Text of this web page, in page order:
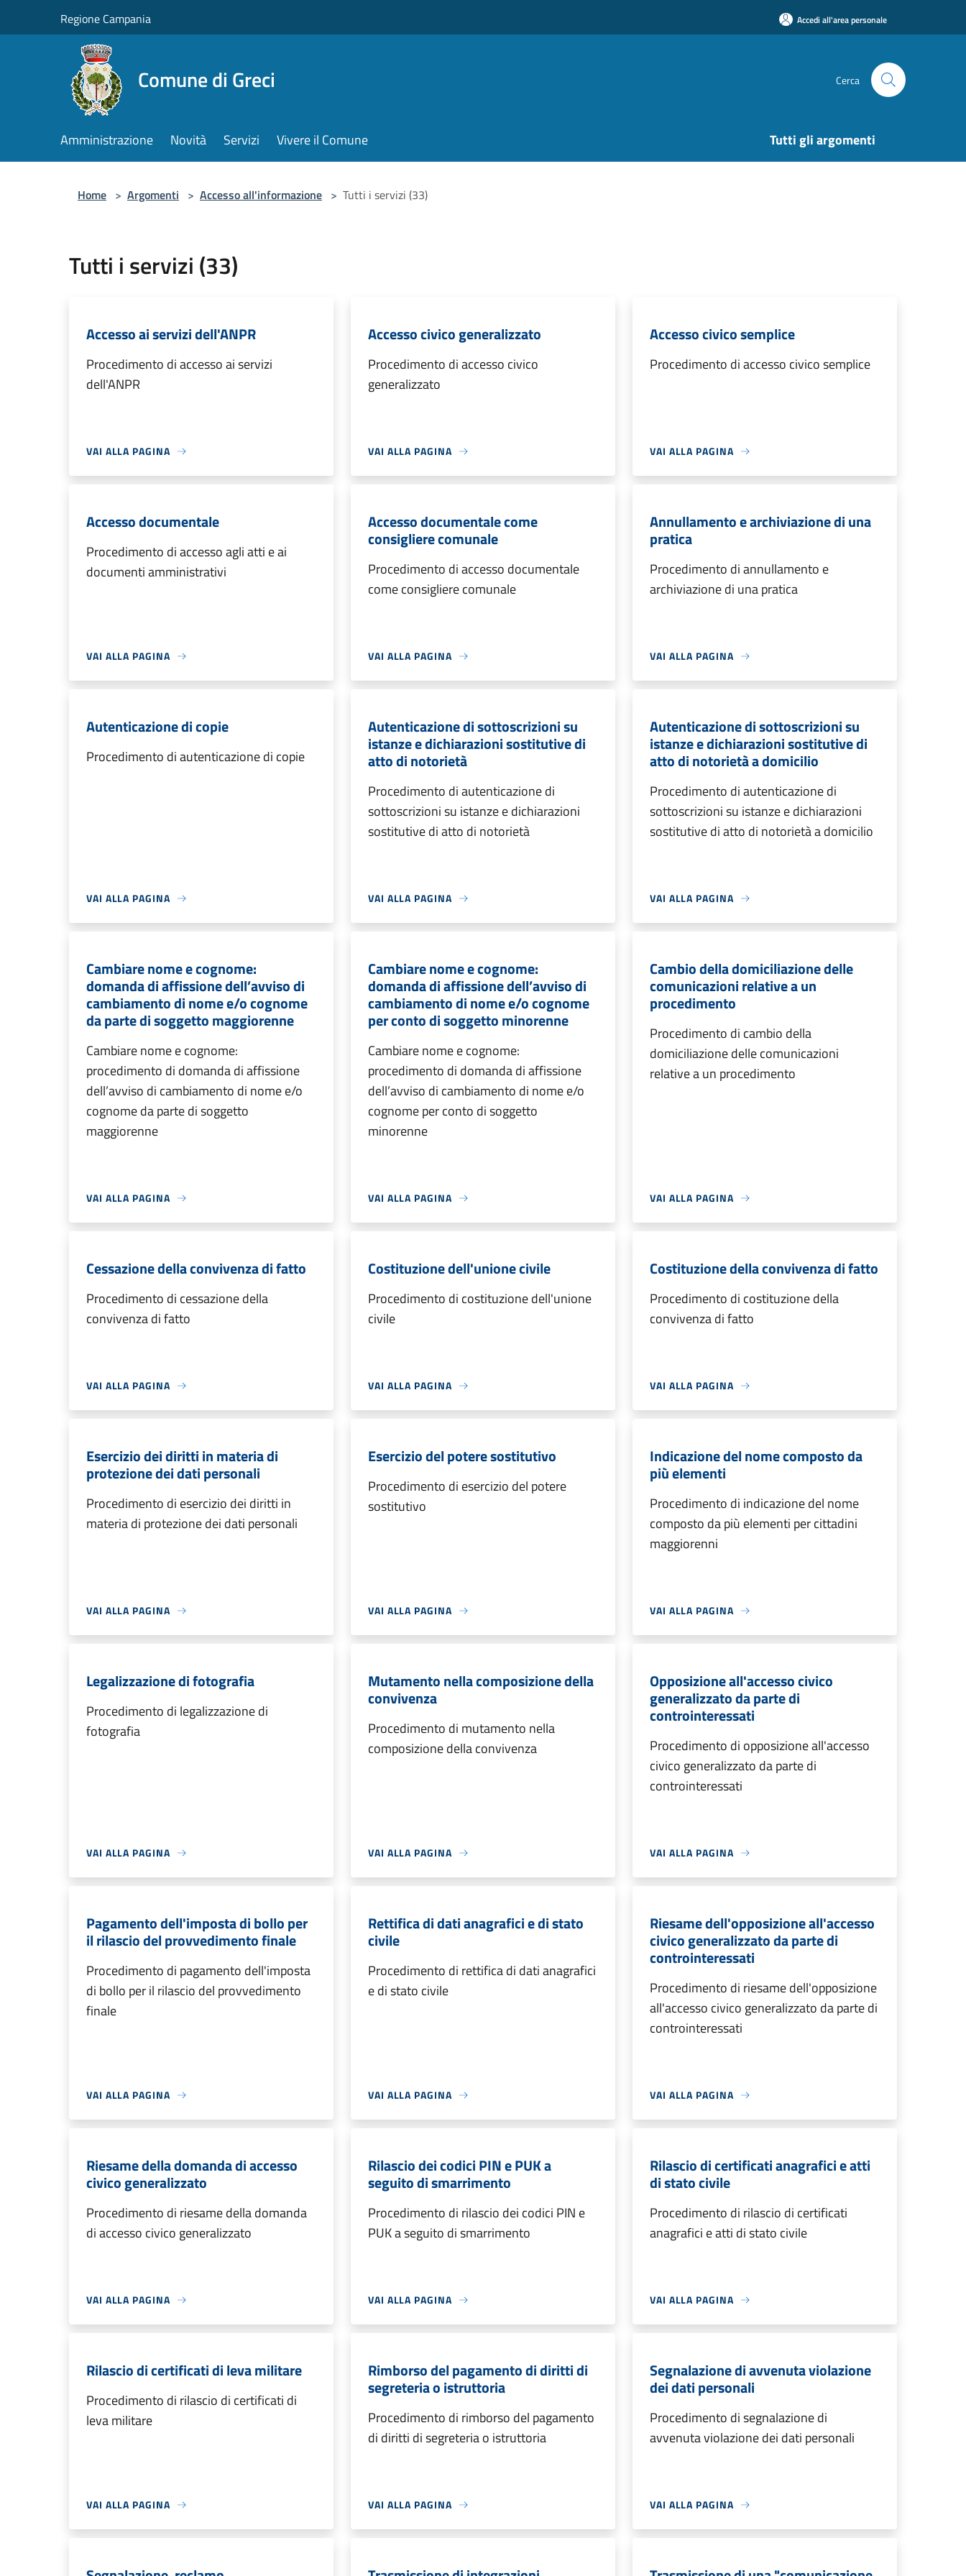
Regione Campania Accedi all'area personale
Comune di Greci Cerca
Amministrazione Novità Servizi Vivere il Comune Tutti gli argomenti
Home > Argomenti > Accesso all'informazione > Tutti i servizi (33)
Tutti i servizi (33)
Accesso ai servizi dell'ANPR
Procedimento di accesso ai servizi
dell'ANPR
VAI ALLA PAGINA
Accesso civico generalizzato
Procedimento di accesso civico
generalizzato
VAI ALLA PAGINA
Accesso civico semplice
Procedimento di accesso civico semplice
VAI ALLA PAGINA
Accesso documentale
Procedimento di accesso agli atti e ai
documenti amministrativi
VAI ALLA PAGINA
Accesso documentale come
consigliere comunale
Procedimento di accesso documentale
come consigliere comunale
VAI ALLA PAGINA
Annullamento e archiviazione di una
pratica
Procedimento di annullamento e
archiviazione di una pratica
VAI ALLA PAGINA
Autenticazione di copie
Procedimento di autenticazione di copie
VAI ALLA PAGINA
Autenticazione di sottoscrizioni su
istanze e dichiarazioni sostitutive di
atto di notorietà
Procedimento di autenticazione di
sottoscrizioni su istanze e dichiarazioni
sostitutive di atto di notorietà
VAI ALLA PAGINA
Autenticazione di sottoscrizioni su
istanze e dichiarazioni sostitutive di
atto di notorietà a domicilio
Procedimento di autenticazione di
sottoscrizioni su istanze e dichiarazioni
sostitutive di atto di notorietà a domicilio
VAI ALLA PAGINA
Cambiare nome e cognome:
domanda di affissione dell’avviso di
cambiamento di nome e/o cognome
da parte di soggetto maggiorenne
Cambiare nome e cognome:
procedimento di domanda di affissione
dell’avviso di cambiamento di nome e/o
cognome da parte di soggetto
maggiorenne
VAI ALLA PAGINA
Cambiare nome e cognome:
domanda di affissione dell’avviso di
cambiamento di nome e/o cognome
per conto di soggetto minorenne
Cambiare nome e cognome:
procedimento di domanda di affissione
dell’avviso di cambiamento di nome e/o
cognome per conto di soggetto
minorenne
VAI ALLA PAGINA
Cambio della domiciliazione delle
comunicazioni relative a un
procedimento
Procedimento di cambio della
domiciliazione delle comunicazioni
relative a un procedimento
VAI ALLA PAGINA
Cessazione della convivenza di fatto
Procedimento di cessazione della
convivenza di fatto
VAI ALLA PAGINA
Costituzione dell'unione civile
Procedimento di costituzione dell'unione
civile
VAI ALLA PAGINA
Costituzione della convivenza di fatto
Procedimento di costituzione della
convivenza di fatto
VAI ALLA PAGINA
Esercizio dei diritti in materia di
protezione dei dati personali
Procedimento di esercizio dei diritti in
materia di protezione dei dati personali
VAI ALLA PAGINA
Esercizio del potere sostitutivo
Procedimento di esercizio del potere
sostitutivo
VAI ALLA PAGINA
Indicazione del nome composto da
più elementi
Procedimento di indicazione del nome
composto da più elementi per cittadini
maggiorenni
VAI ALLA PAGINA
Legalizzazione di fotografia
Procedimento di legalizzazione di
fotografia
VAI ALLA PAGINA
Mutamento nella composizione della
convivenza
Procedimento di mutamento nella
composizione della convivenza
VAI ALLA PAGINA
Opposizione all'accesso civico
generalizzato da parte di
controinteressati
Procedimento di opposizione all'accesso
civico generalizzato da parte di
controinteressati
VAI ALLA PAGINA
Pagamento dell'imposta di bollo per
il rilascio del provvedimento finale
Procedimento di pagamento dell'imposta
di bollo per il rilascio del provvedimento
finale
VAI ALLA PAGINA
Rettifica di dati anagrafici e di stato
civile
Procedimento di rettifica di dati anagrafici
e di stato civile
VAI ALLA PAGINA
Riesame dell'opposizione all'accesso
civico generalizzato da parte di
controinteressati
Procedimento di riesame dell'opposizione
all'accesso civico generalizzato da parte di
controinteressati
VAI ALLA PAGINA
Riesame della domanda di accesso
civico generalizzato
Procedimento di riesame della domanda
di accesso civico generalizzato
VAI ALLA PAGINA
Rilascio dei codici PIN e PUK a
seguito di smarrimento
Procedimento di rilascio dei codici PIN e
PUK a seguito di smarrimento
VAI ALLA PAGINA
Rilascio di certificati anagrafici e atti
di stato civile
Procedimento di rilascio di certificati
anagrafici e atti di stato civile
VAI ALLA PAGINA
Rilascio di certificati di leva militare
Procedimento di rilascio di certificati di
leva militare
VAI ALLA PAGINA
Rimborso del pagamento di diritti di
segreteria o istruttoria
Procedimento di rimborso del pagamento
di diritti di segreteria o istruttoria
VAI ALLA PAGINA
Segnalazione di avvenuta violazione
dei dati personali
Procedimento di segnalazione di
avvenuta violazione dei dati personali
VAI ALLA PAGINA